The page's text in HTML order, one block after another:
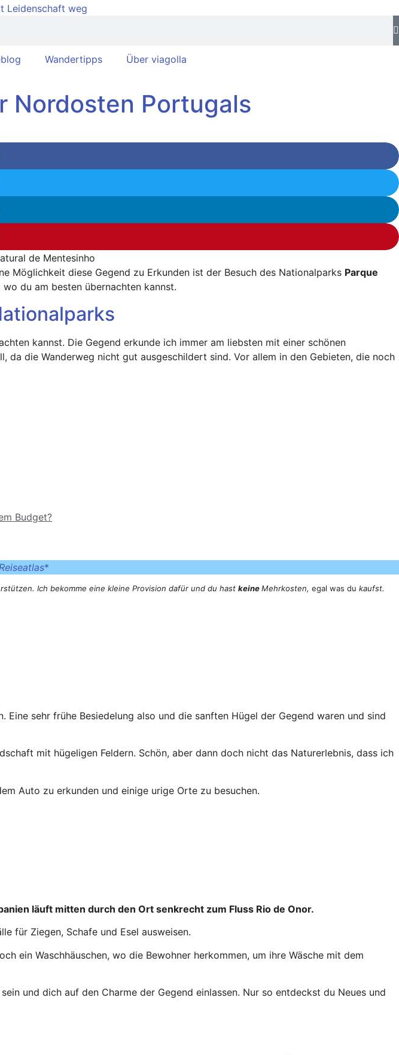
Wandertipps Über viagolla
Nordosten Portugals
Möglichkeit diese Gegend zu Erkunden ist der Besuch des Nationalparks Parque
du am besten übernachten kannst.
kannst. Die Gegend erkunde ich immer am liebsten mit einer schönen
da die Wanderweg nicht gut ausgeschildert sind. Vor allem in den Gebieten, die noch
Budget?
*
Ich bekomme eine kleine Provision dafür und du hast keineMehrkosten, egal was du kaufst.
sehr frühe Besiedelung also und die sanften Hügel der Gegend waren und sind
mit hügeligen Feldern. Schön, aber dann doch nicht das Naturerlebnis, dass ich
Auto zu erkunden und einige urige Orte zu besuchen.
läuft mitten durch den Ort senkrecht zum Fluss Rio de Onor.
für Ziegen, Schafe und Esel ausweisen.
ein Waschhäuschen, wo die Bewohner herkommen, um ihre Wäsche mit dem
und dich auf den Charme der Gegend einlassen. Nur so entdeckst du Neues und